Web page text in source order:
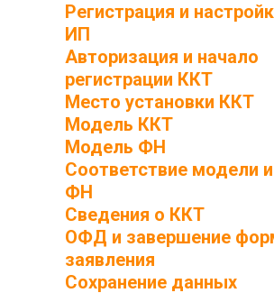
Регистрация и
ИП
Авторизация и начало
регистрации ККТ
Место установки ККТ
Модель ККТ
Модель ФН
Соответствие модели
ФН
Сведения о ККТ
ОФД и завершение
заявления
Сохранение данных